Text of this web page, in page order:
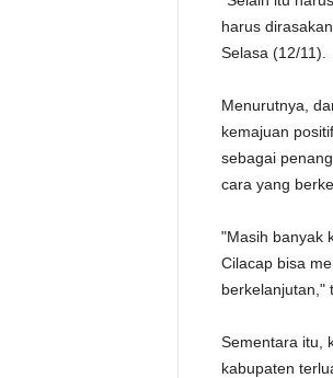
harus
Selasa (12/11).
Menurutnya,
kemajuan
sebagai
cara yang
"Masih banyak
Cilacap bisa
berkelanjutan,"
Sementara itu,
kabupaten